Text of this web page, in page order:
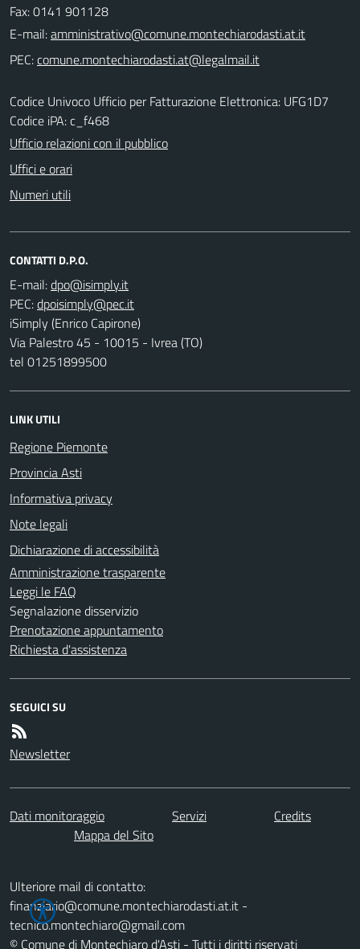
Fax: 0141 901128
E-mail:
PEC:
Codice Univoco Ufficio per Fatturazione Elettronica: UFG1D7
Codice iPA: c_f468
Ufficio relazioni con il pubblico
Uffici e orari
Numeri utili
CONTATTI D.P.O.
E-mail:
PEC:
iSimply (Enrico Capirone)
Via Palestro 45 - 10015 - Ivrea (TO)
tel 01251899500
LINK UTILI
Regione Piemonte
Provincia Asti
Informativa privacy
Note legali
Dichiarazione di accessibilità
Amministrazione trasparente
Leggi le FAQ
Segnalazione disservizio
Prenotazione appuntamento
Richiesta d'assistenza
SEGUICI SU
Newsletter
Dati monitoraggio Servizi
Credits
Mappa del Sito
Ulteriore mail di contatto:
finanziario@comune.montechiarodasti.at.it -
tecnico.montechiaro@gmail.com
© Comune di Montechiaro d'Asti - Tutti i diritti riservati